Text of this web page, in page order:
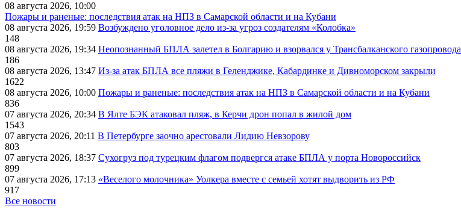
08 августа 2026, 10:00
Пожары и раненые: последствия атак на НПЗ в Самарской области и на Кубани
08 августа 2026, 19:59 Возбуждено уголовное дело из-за угроз создателям «Колобка»
148
08 августа 2026, 19:34 Неопознанный БПЛА залетел в Болгарию и взорвался у Трансбалканского газопровода
186
08 августа 2026, 13:47 Из-за атак БПЛА все пляжи в Геленджике, Кабардинке и Дивноморском закрыли
1622
08 августа 2026, 10:00 Пожары и раненые: последствия атак на НПЗ в Самарской области и на Кубани
836
07 августа 2026, 20:34 В Ялте БЭК атаковал пляж, в Керчи дрон попал в жилой дом
1543
07 августа 2026, 20:11 В Петербурге заочно арестовали Лидию Невзорову
803
07 августа 2026, 18:37 Сухогруз под турецким флагом подвергся атаке БПЛА у порта Новороссийск
899
07 августа 2026, 17:13 «Веселого молочника» Уолкера вместе с семьей хотят выдворить из РФ
917
Все новости